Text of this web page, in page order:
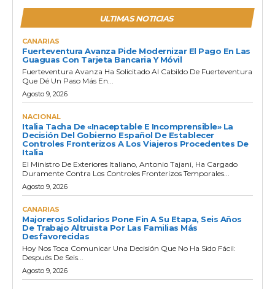
ULTIMAS NOTICIAS
CANARIAS
Fuerteventura Avanza Pide Modernizar El Pago En Las
Guaguas Con Tarjeta Bancaria Y Móvil
Fuerteventura Avanza Ha Solicitado Al Cabildo De Fuerteventura
Que Dé Un Paso Más En...
Agosto 9, 2026
NACIONAL
Italia Tacha De «inaceptable E Incomprensible» La
Decisión Del Gobierno Español De Establecer
Controles Fronterizos A Los Viajeros Procedentes De
Italia
El Ministro De Exteriores Italiano, Antonio Tajani, Ha Cargado
Duramente Contra Los Controles Fronterizos Temporales...
Agosto 9, 2026
CANARIAS
Majoreros Solidarios Pone Fin A Su Etapa, Seis Años
De Trabajo Altruista Por Las Familias Más
Desfavorecidas
Hoy Nos Toca Comunicar Una Decisión Que No Ha Sido Fácil:
Después De Seis...
Agosto 9, 2026